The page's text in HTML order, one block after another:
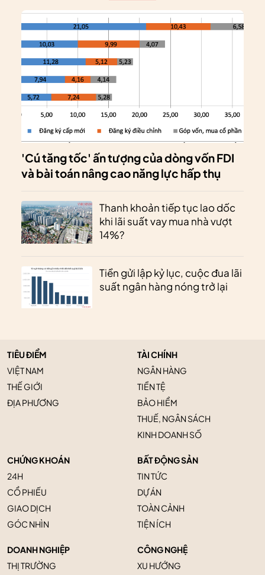
'Cú tăng tốc' ấn tượng của dòng vốn FDI
và bài toán nâng cao năng lực hấp thụ
Thanh khoản tiếp tục lao dốc
khi lãi suất vay mua nhà vượt
14%?
Tiền gửi lập kỷ lục, cuộc đua lãi
suất ngân hàng nóng trở lại
TIÊU ĐIỂM
VIỆT NAM
THẾ GIỚI
ĐỊA PHƯƠNG
TÀI CHÍNH
NGÂN HÀNG
TIỀN TỆ
BẢO HIỂM
THUẾ, NGÂN SÁCH
KINH DOANH SỐ
CHỨNG KHOÁN
24H
CỔ PHIẾU
GIAO DỊCH
GÓC NHÌN
BẤT ĐỘNG SẢN
TIN TỨC
DỰ ÁN
TOÀN CẢNH
TIỆN ÍCH
DOANH NGHIỆP
THỊ TRƯỜNG
CÔNG NGHỆ
XU HƯỚNG